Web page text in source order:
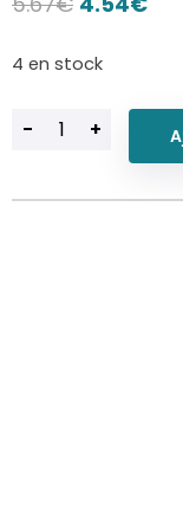
initial
était :
5.67€.
est
4 en stock
- +